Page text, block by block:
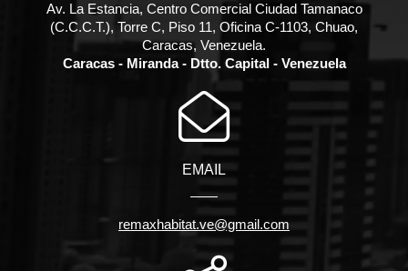
Av. La Estancia, Centro Comercial Ciudad Tamanaco
(C.C.C.T.), Torre C, Piso 11, Oficina C-1103, Chuao,
Caracas, Venezuela.
Caracas - Miranda - Dtto. Capital - Venezuela
EMAIL
remaxhabitat.ve@gmail.com